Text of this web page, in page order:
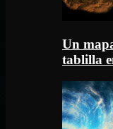
Un
tablilla